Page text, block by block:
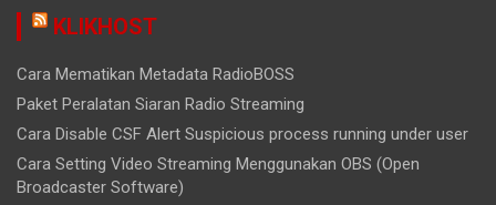
KLIKHOST
Cara Mematikan Metadata RadioBOSS
Paket Peralatan Siaran Radio Streaming
Cara Disable CSF Alert Suspicious process running under user
Cara Setting Video Streaming Menggunakan OBS (Open
Broadcaster Software)